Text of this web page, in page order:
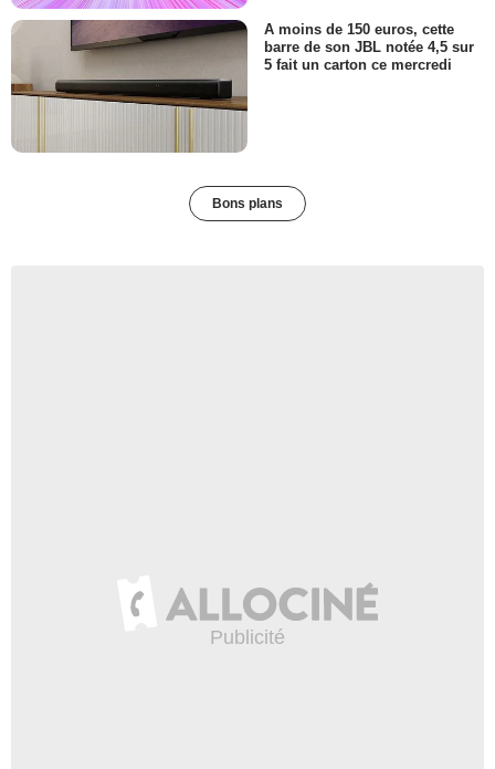
A moins de 150 euros, cette
barre de son JBL notée 4,5 sur
5 fait un carton ce mercredi
Bons plans